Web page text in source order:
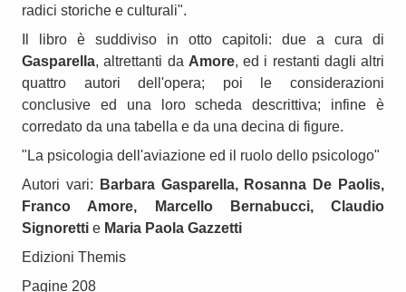
radici storiche e culturali".
Il libro è suddiviso in otto capitoli: due a cura di
Gasparella, altrettanti da Amore, ed i restanti dagli altri
quattro autori dell'opera; poi le considerazioni
conclusive ed una loro scheda descrittiva; infine è
corredato da una tabella e da una decina di figure.
"La psicologia dell'aviazione ed il ruolo dello psicologo"
Autori vari:
Barbara Gasparella, Rosanna De Paolis,
Franco Amore, Marcello Bernabucci, Claudio
Signoretti e Maria Paola Gazzetti
Edizioni Themis
Pagine 208